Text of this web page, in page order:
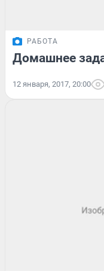
РАБОТА
Домашнее
12 января, 2017, 20:00